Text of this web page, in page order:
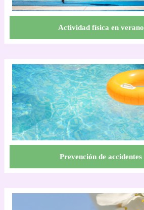
Actividad física en verano
Prevención de accidentes